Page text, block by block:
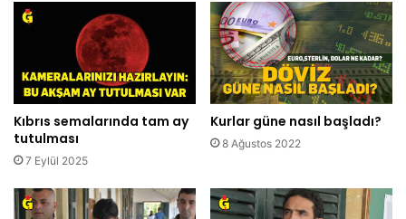
Kıbrıs semalarında tam ay
tutulması
7 Eylül 2025
Kurlar güne nasıl başladı?
8 Ağustos 2022